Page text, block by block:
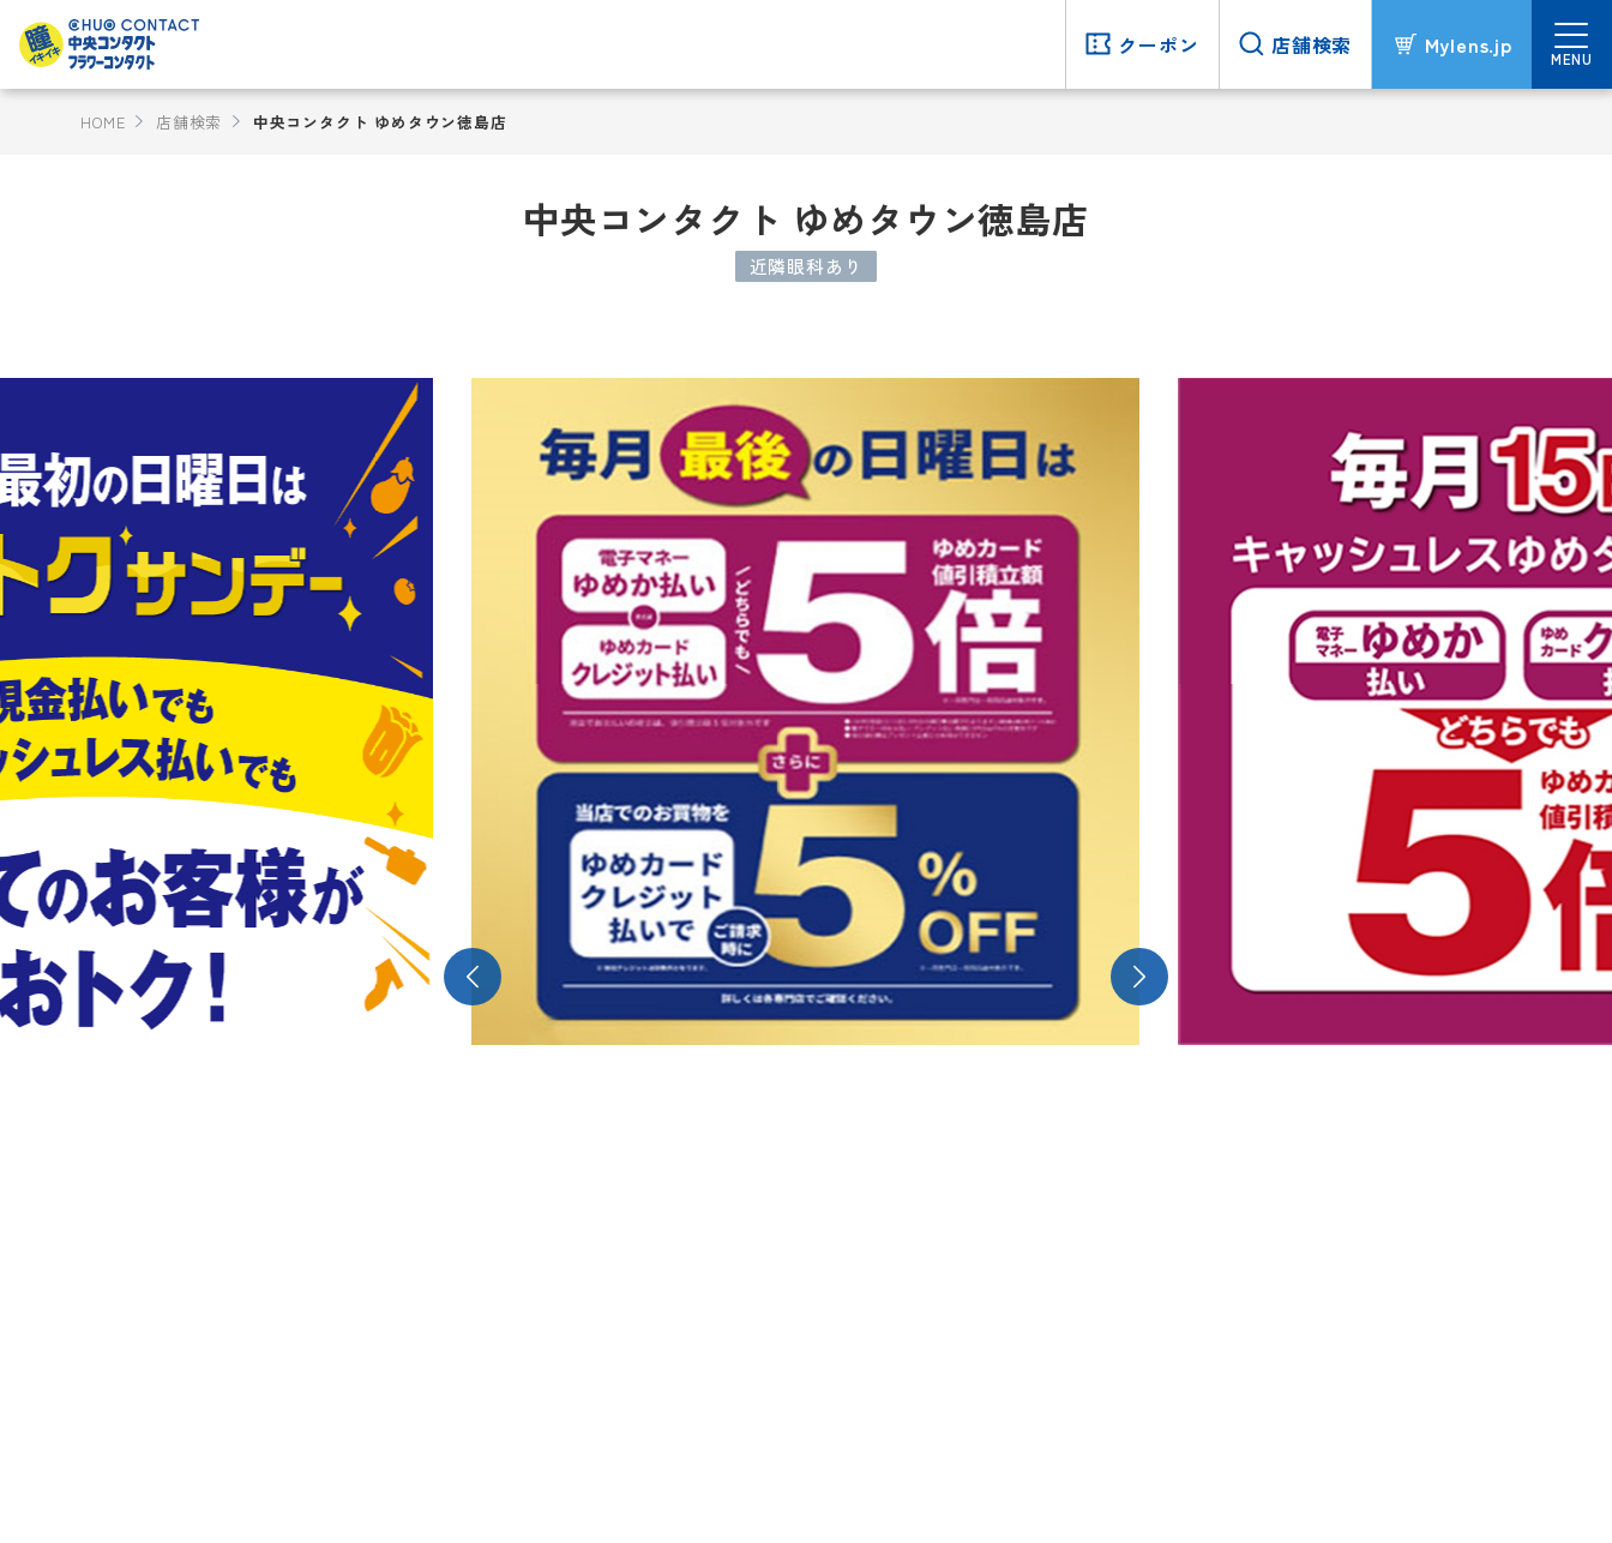
クーポン 店舗検索 Mylens.jp
MENU
HOME 店舗検索 中央コンタクト ゆめタウン徳島店
中央コンタクト ゆめタウン徳島店
近隣眼科あり
クーポン 店舗検索 Mylens.jp
MENU